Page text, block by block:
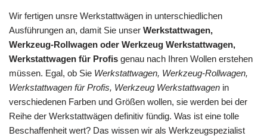
Wir fertigen unsre Werkstattwägen in unterschiedlichen
Ausführungen an, damit Sie unser Werkstattwagen,
Werkzeug-Rollwagen oder Werkzeug Werkstattwagen,
Werkstattwagen für Profis genau nach Ihren Wollen erstehen
müssen. Egal, ob Sie Werkstattwagen, Werkzeug-Rollwagen,
Werkstattwagen für Profis, Werkzeug Werkstattwagen in
verschiedenen Farben und Größen wollen, sie werden bei der
Reihe der Werkstattwägen definitiv fündig. Was ist eine tolle
Beschaffenheit wert? Das wissen wir als Werkzeugspezialist